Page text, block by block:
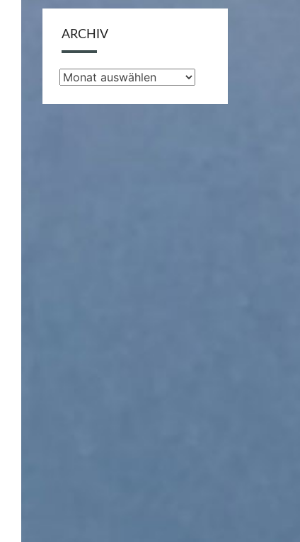
ARCHIV
Archiv